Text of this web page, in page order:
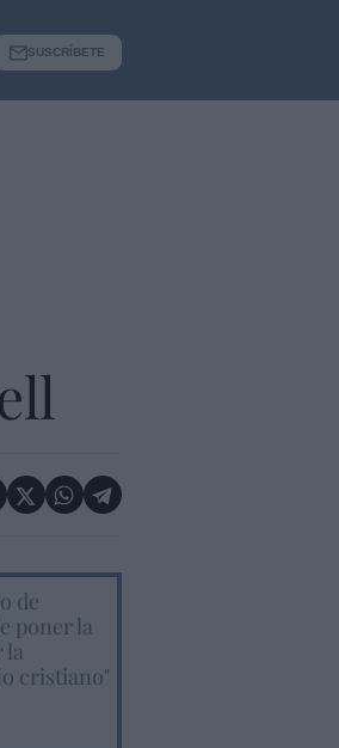
SUSCRÍBETE
de
poner la
la
cristiano"